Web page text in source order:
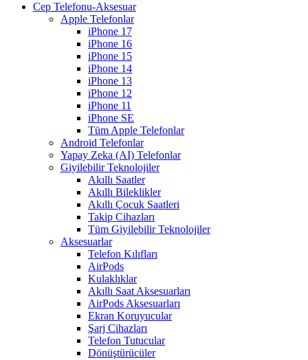
Cep Telefonu-Aksesuar
Apple Telefonlar
iPhone 17
iPhone 16
iPhone 15
iPhone 14
iPhone 13
iPhone 12
iPhone 11
iPhone SE
Tüm Apple Telefonlar
Android Telefonlar
Yapay Zeka (AI) Telefonlar
Giyilebilir Teknolojiler
Akıllı Saatler
Akıllı Bileklikler
Akıllı Çocuk Saatleri
Takip Cihazları
Tüm Giyilebilir Teknolojiler
Aksesuarlar
Telefon Kılıfları
AirPods
Kulaklıklar
Akıllı Saat Aksesuarları
AirPods Aksesuarları
Ekran Koruyucular
Şarj Cihazları
Telefon Tutucular
Dönüştürücüler